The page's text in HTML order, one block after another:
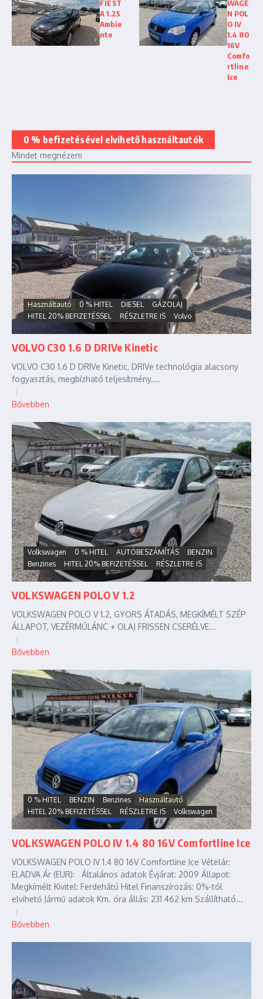
FIEST
A 1.25
Ambie
nte
WAGE
N POL
O IV
1.4 80
16V
Comfo
rtline
Ice
0 % befizetésével elvihető használtautók
Mindet megnézem
Használtautó 0 % HITEL DIESEL
GÁZOLAJ
HITEL 20% BEFIZETÉSSEL
RÉSZLETRE IS Volvo
VOLVO C30 1.6 D DRIVe Kinetic
VOLVO C30 1.6 D DRIVe Kinetic, DRIVe technológia alacsony
fogyasztás, megbízható teljesítmény....
Bővebben
Volkswagen 0 % HITEL AUTÓBESZÁMÍTÁS
BENZIN
Benzines
HITEL 20% BEFIZETÉSSEL RÉSZLETRE IS
VOLKSWAGEN POLO V 1.2
VOLKSWAGEN POLO V 1.2, GYORS ÁTADÁS, MEGKÍMÉLT SZÉP
ÁLLAPOT, VEZÉRMŰLÁNC + OLAJ FRISSEN CSERÉLVE...
Bővebben
0 % HITEL BENZIN Benzines
Használtautó
HITEL 20% BEFIZETÉSSEL
RÉSZLETRE IS Volkswagen
VOLKSWAGEN POLO IV 1.4 80 16V Comfortline Ice
VOLKSWAGEN POLO IV 1.4 80 16V Comfortline Ice Vételár:
ELADVA Ár (EUR): Általános adatok Évjárat: 2009 Állapot:
Megkímélt Kivitel: Ferdehátú Hitel Finanszírozás: 0%-tól
elvihető Jármű adatok Km. óra állás: 231 462 km Szállítható...
Bővebben